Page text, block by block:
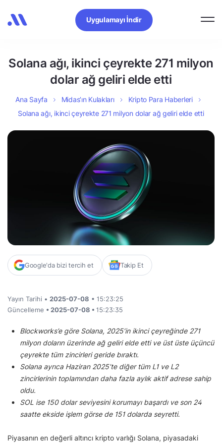
Uygulamayı İndir
Solana ağı, ikinci çeyrekte 271 milyon
dolar ağ geliri elde etti
Ana Sayfa Midas’ın Kulakları
Kripto Para Haberleri
Solana ağı, ikinci çeyrekte 271 milyon dolar ağ geliri elde etti
Google'da bizi tercih et Takip Et
Yayın Tarihi • 2025-07-08 • 15:23:25
Güncelleme • 2025-07-08 • 15:23:35
Blockworks’e göre Solana, 2025’in ikinci çeyreğinde 271
milyon doların üzerinde ağ geliri elde etti ve üst üste üçüncü
çeyrekte tüm zincirleri geride bıraktı.
Solana ayrıca Haziran 2025’te diğer tüm L1 ve L2
zincirlerinin toplamından daha fazla aylık aktif adrese sahip
oldu.
SOL ise 150 dolar seviyesini korumayı başardı ve son 24
saatte ekside işlem görse de 151 dolarda seyretti.
Piyasanın en değerli altıncı kripto varlığı Solana, piyasadaki